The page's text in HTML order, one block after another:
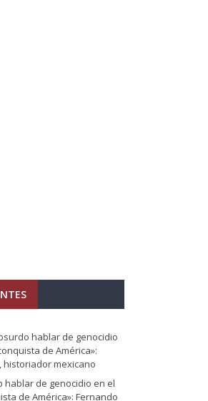
hablar de genocidio
de América»:
historiador mexicano
hablar de genocidio en el
de América»: Fernando